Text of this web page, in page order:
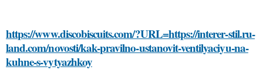
https://www.discobiscuits.com/?URL=https://interer-stil.ru-
land.com/novosti/kak-pravilno-ustanovit-ventilyaciyu-na-
kuhne-s-vytyazhkoy